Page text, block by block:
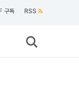
구독 RSS